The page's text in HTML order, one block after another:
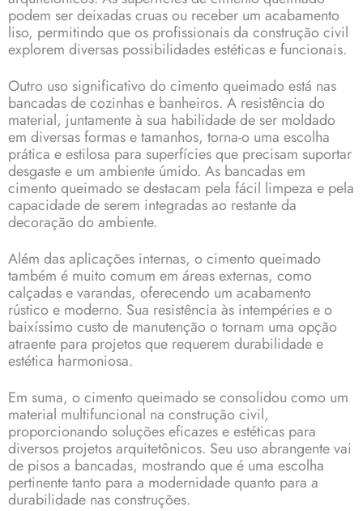
podem ser deixadas cruas ou receber um acabamento
liso, permitindo que os profissionais da construção civil
explorem diversas possibilidades estéticas e funcionais.
Outro uso significativo do cimento queimado está nas
bancadas de cozinhas e banheiros. A resistência do
material, juntamente à sua habilidade de ser moldado
em diversas formas e tamanhos, torna-o uma escolha
prática e estilosa para superfícies que precisam suportar
desgaste e um ambiente úmido. As bancadas em
cimento queimado se destacam pela fácil limpeza e pela
capacidade de serem integradas ao restante da
decoração do ambiente.
Além das aplicações internas, o cimento queimado
também é muito comum em áreas externas, como
calçadas e varandas, oferecendo um acabamento
rústico e moderno. Sua resistência às intempéries e o
baixíssimo custo de manutenção o tornam uma opção
atraente para projetos que requerem durabilidade e
estética harmoniosa.
Em suma, o cimento queimado se consolidou como um
material multifuncional na construção civil,
proporcionando soluções eficazes e estéticas para
diversos projetos arquitetônicos. Seu uso abrangente vai
de pisos a bancadas, mostrando que é uma escolha
pertinente tanto para a modernidade quanto para a
durabilidade nas construções.